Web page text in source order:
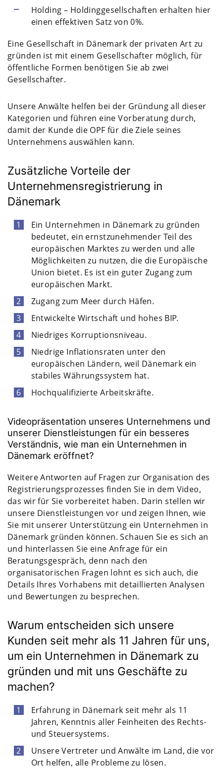
Holding – Holdinggesellschaften erhalten hier
einen effektiven Satz von 0%.
Eine Gesellschaft in Dänemark der privaten Art zu
gründen ist mit einem Gesellschafter möglich, für
öffentliche Formen benötigen Sie ab zwei
Gesellschafter.
Unsere Anwälte helfen bei der Gründung all dieser
Kategorien und führen eine Vorberatung durch,
damit der Kunde die OPF für die Ziele seines
Unternehmens auswählen kann.
Zusätzliche Vorteile der
Unternehmensregistrierung in
Dänemark
Ein Unternehmen in Dänemark zu gründen
bedeutet, ein ernstzunehmender Teil des
europäischen Marktes zu werden und alle
Möglichkeiten zu nutzen, die die Europäische
Union bietet. Es ist ein guter Zugang zum
europäischen Markt.
Zugang zum Meer durch Häfen.
Entwickelte Wirtschaft und hohes BIP.
Niedriges Korruptionsniveau.
Niedrige Inflationsraten unter den
europäischen Ländern, weil Dänemark ein
stabiles Währungssystem hat.
Hochqualifizierte Arbeitskräfte.
Videopräsentation unseres Unternehmens und
unserer Dienstleistungen für ein besseres
Verständnis, wie man ein Unternehmen in
Dänemark eröffnet?
Weitere Antworten auf Fragen zur Organisation des
Registrierungsprozesses finden Sie in dem Video,
das wir für Sie vorbereitet haben. Darin stellen wir
unsere Dienstleistungen vor und zeigen Ihnen, wie
Sie mit unserer Unterstützung ein Unternehmen in
Dänemark gründen können. Schauen Sie es sich an
und hinterlassen Sie eine Anfrage für ein
Beratungsgespräch, denn nach den
organisatorischen Fragen lohnt es sich auch, die
Details Ihres Vorhabens mit detaillierten Analysen
und Bewertungen zu besprechen.
Warum entscheiden sich unsere
Kunden seit mehr als 11 Jahren für uns,
um ein Unternehmen in Dänemark zu
gründen und mit uns Geschäfte zu
machen?
Erfahrung in Dänemark seit mehr als 11
Jahren, Kenntnis aller Feinheiten des Rechts-
und Steuersystems.
Unsere Vertreter und Anwälte im Land, die vor
Ort helfen, alle Probleme zu lösen.